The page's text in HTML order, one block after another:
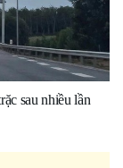
sau nhiều lần